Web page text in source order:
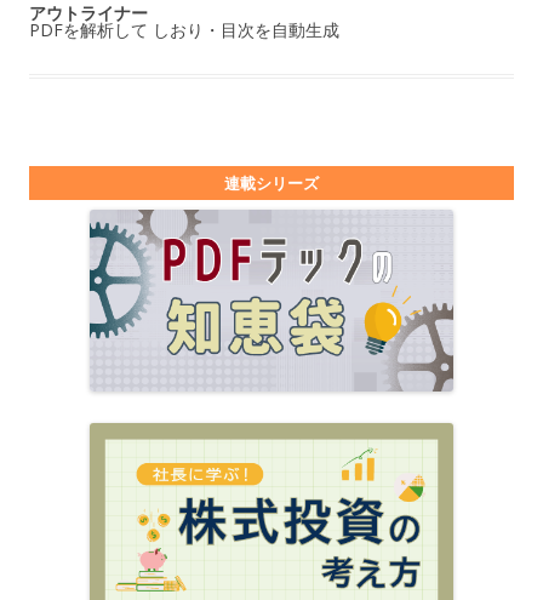
アウトライナー
PDFを解析して しおり・目次を自動生成
連載シリーズ